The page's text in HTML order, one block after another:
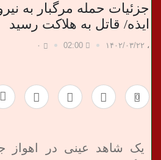
ن
خ
ر
ی
جزئیات حمله مرگبار به
ایذه/ قاتل به هلاکت رسید
، ۱۴۰۲/۰۳/۲۲ 02:00 ۰
0
یک شاهد عینی در اهواز